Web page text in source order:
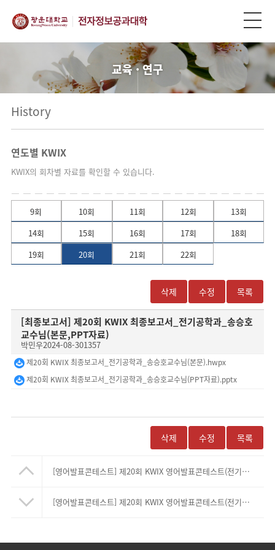
교육 · 연구
History
연도별 KWIX
KWIX의 회차별 자료를 확인할 수 있습니다.
9회 10회 11회 12회
13회
14회
15회 16회 17회
18회
19회
20회 21회 22회
목록
수정
삭제
[최종보고서] 제20회 KWIX 최종보고서_전기공학과_송승호
교수님(본문,PPT자료)
박민우2024-08-301357
제20회 KWIX 최종보고서_전기공학과_송승호교수님(본문).hwpx
제20회 KWIX 최종보고서_전기공학과_송승호교수님(PPT자료).pptx
목록
수정
삭제
[영어발표콘테스트] 제20회 KWIX 영어발표콘테스트(전기공학과_송승호교수님)
[영어발표콘테스트] 제20회 KWIX 영어발표콘테스트(전기공학과_최주엽교수님)